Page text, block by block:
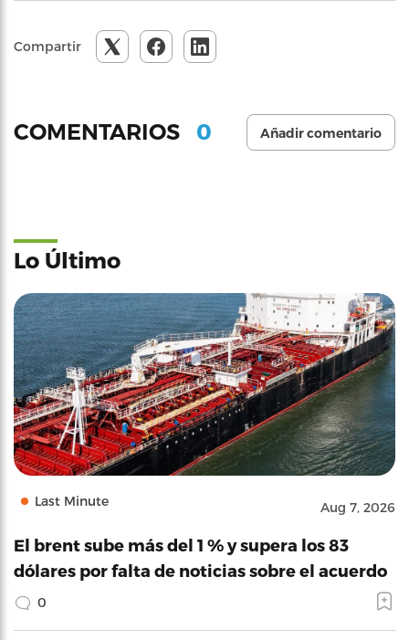
Compartir
COMENTARIOS 0 Añadir comentario
Lo Último
Last Minute Aug 7, 2026
El brent sube más del 1 % y supera los 83
dólares por falta de noticias sobre el acuerdo
0